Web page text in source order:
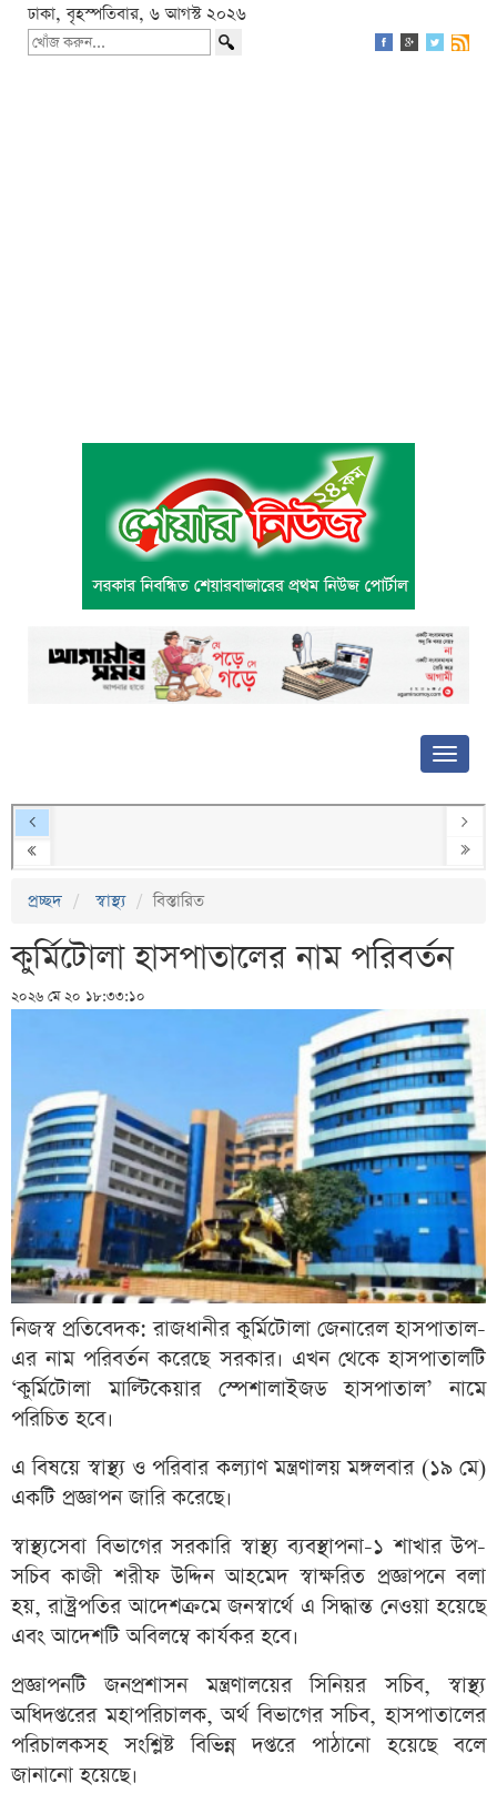
ঢাকা, বৃহস্পতিবার, ৬ আগস্ট ২০২৬
প্রচ্ছদ স্বাস্থ্য বিস্তারিত
কুর্মিটোলা হাসপাতালের নাম পরিবর্তন
২০২৬ মে ২০ ১৮:৩৩:১০
নিজস্ব প্রতিবেদক: রাজধানীর কুর্মিটোলা জেনারেল হাসপাতাল-
এর নাম পরিবর্তন করেছে সরকার। এখন থেকে হাসপাতালটি
‘কুর্মিটোলা মাল্টিকেয়ার স্পেশালাইজড হাসপাতাল’ নামে
পরিচিত হবে।
এ বিষয়ে স্বাস্থ্য ও পরিবার কল্যাণ মন্ত্রণালয় মঙ্গলবার (১৯ মে)
একটি প্রজ্ঞাপন জারি করেছে।
স্বাস্থ্যসেবা বিভাগের সরকারি স্বাস্থ্য ব্যবস্থাপনা-১ শাখার উপ-
সচিব কাজী শরীফ উদ্দিন আহমেদ স্বাক্ষরিত প্রজ্ঞাপনে বলা
হয়, রাষ্ট্রপতির আদেশক্রমে জনস্বার্থে এ সিদ্ধান্ত নেওয়া হয়েছে
এবং আদেশটি অবিলম্বে কার্যকর হবে।
প্রজ্ঞাপনটি জনপ্রশাসন মন্ত্রণালয়ের সিনিয়র সচিব, স্বাস্থ্য
অধিদপ্তরের মহাপরিচালক, অর্থ বিভাগের সচিব, হাসপাতালের
পরিচালকসহ সংশ্লিষ্ট বিভিন্ন দপ্তরে পাঠানো হয়েছে বলে
জানানো হয়েছে।